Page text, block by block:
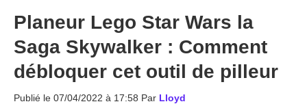
Planeur Lego Star Wars la
Saga Skywalker : Comment
débloquer cet outil de pilleur
Publié le 07/04/2022 à 17:58 Par Lloyd